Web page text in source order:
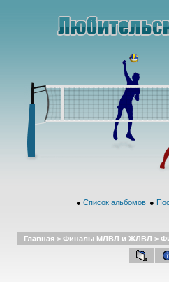
● Список альбомов ●
Главная > Финалы МЛВЛ и ЖЛВЛ >